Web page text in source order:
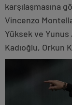
karşılaşmasına
Vincenzo
Yüksek ve Yunus
Kadıoğlu, Orkun